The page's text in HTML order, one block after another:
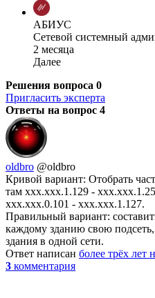
АБИУС
Сетевой системный
2 месяца
Далее
Решения вопроса 0
Пригласить эксперта
Ответы на вопрос 4
oldbro @oldbro
Кривой вариант: Отобрать
там ххх.ххх.1.129 -
xxx.xxx.0.101 - xxx.xxx.1.127.
Правильный вариант:
каждому зданию свою подсеть,
здания в одной сети.
Ответ написан более трёх лет
3 комментария